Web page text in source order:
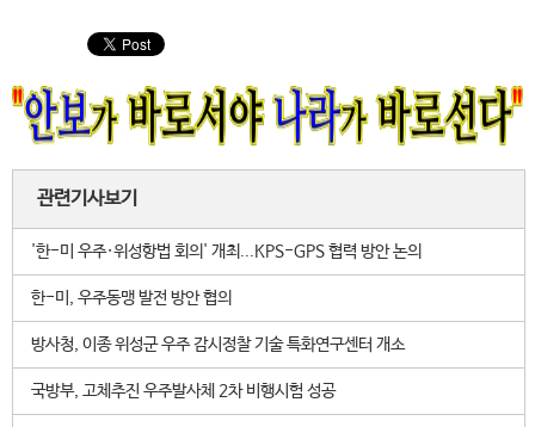
관련기사보기
'한-미 우주·위성항법 회의' 개최...KPS-GPS 협력 방안 논의
한-미, 우주동맹 발전 방안 협의
방사청, 이종 위성군 우주 감시정찰 기술 특화연구센터 개소
국방부, 고체추진 우주발사체 2차 비행시험 성공